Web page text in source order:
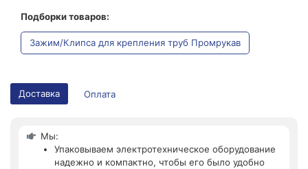
Подборки товаров:
Зажим/Клипса для крепления труб Промрукав
Доставка Оплата
Мы:
Упаковываем электротехническое оборудование
надежно и компактно, чтобы его было удобно